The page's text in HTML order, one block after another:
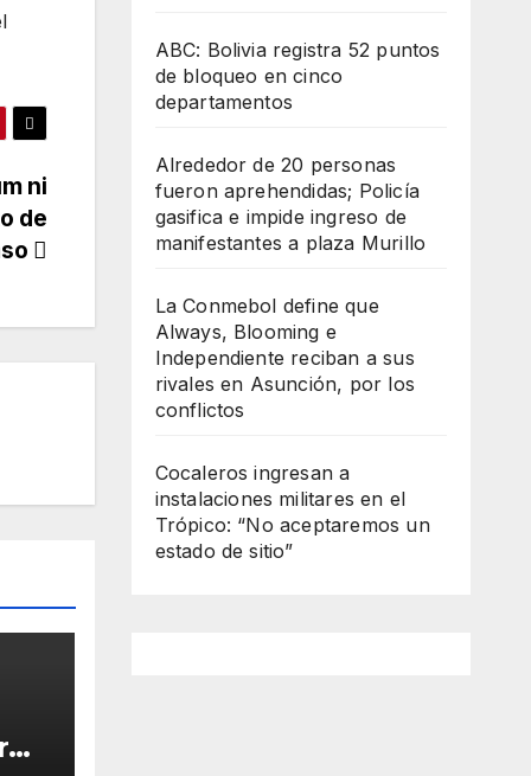
ni
de
ABC: Bolivia registra 52 puntos
de bloqueo en cinco
departamentos
Alrededor de 20 personas
fueron aprehendidas; Policía
gasifica e impide ingreso de
manifestantes a plaza Murillo
La Conmebol define que
Always, Blooming e
Independiente reciban a sus
rivales en Asunción, por los
conflictos
Cocaleros ingresan a
instalaciones militares en el
Trópico: “No aceptaremos un
estado de sitio”